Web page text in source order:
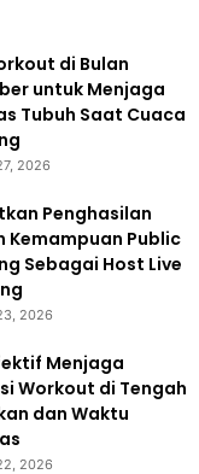
di Bulan
untuk Menjaga
Tubuh Saat Cuaca
2026
Penghasilan
Kemampuan Public
Sebagai Host Live
2026
Menjaga
Workout di Tengah
dan Waktu
2026